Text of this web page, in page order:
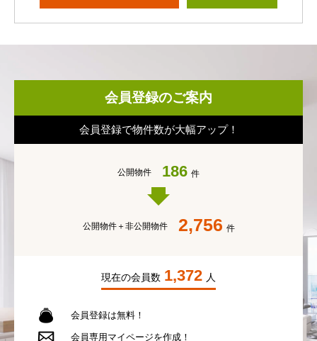
会員登録のご案内
会員登録で物件数が大幅アップ！
公開物件 186 件
公開物件＋非公開物件 2,756 件
現在の会員数 1,372 人
会員登録は無料！
会員専用 マイページを作成！